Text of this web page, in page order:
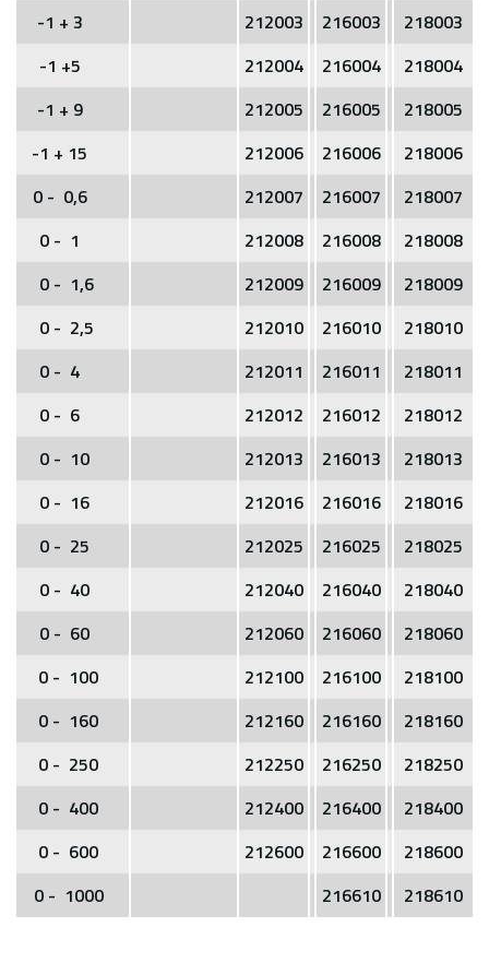
-1 + 3
212003 216003
218003
-1 +5
212004 216004
218004
-1 + 9
212005 216005
218005
-1 + 15
212006 216006
218006
0 - 0,6
212007 216007
218007
0 - 1
212008 216008
218008
0 - 1,6
212009 216009
218009
0 - 2,5
212010 216010
218010
0 - 4
212011 216011
218011
0 - 6
212012 216012
218012
0 - 10
212013 216013
218013
0 - 16
212016 216016
218016
0 - 25
212025 216025
218025
0 - 40
212040 216040
218040
0 - 60
212060 216060
218060
0 - 100
212100 216100
218100
0 - 160
212160 216160
218160
0 - 250
212250 216250
218250
0 - 400
212400 216400
218400
0 - 600
212600 216600
218600
0 - 1000
216610 218610